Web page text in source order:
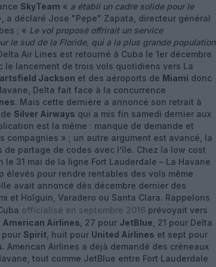
SkyTeam « a établi un cadre solide pour le
a déclaré Jose "Pepe" Zapata, directeur général
; « Le vol proposé offrirait un service
le sud de la Floride, qui a la plus grande population
Air Lines est retourné à Cuba le 1er décembre
le lancement de trois vols quotidiens vers La
Jackson et des aéroports de Miami donc
Delta fait face à la concurrence
. Mais cette dernière a annoncé son retrait à
Silver Airways qui a mis fin samedi dernier aux
est la même : manque de demande et
compagnies » ; un autre argument est avancé, la
partage de codes avec l’île. Chez la low cost
le 31 mai de la ligne Fort Lauderdale – La Havane
élevés pour rendre rentables des vols même
avait annoncé dès décembre dernier des
et Holguin, Varadero ou Santa Clara. Rappelons
officialisé en septembre 2016 prévoyait vers
American Airlines , 27 pour JetBlue , 21 pour Delta
pour Spirit , huit pour United Airlines et sept pour
. American Airlines a déjà demandé des créneaux
tout comme JetBlue entre Fort Lauderdale